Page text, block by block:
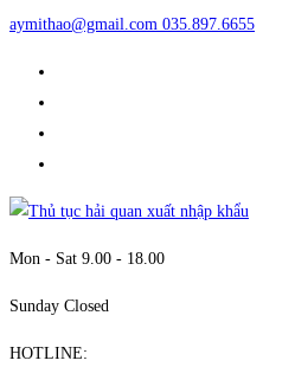
aymithao@gmail.com 035.897.6655
Mon - Sat 9.00 - 18.00
Sunday Closed
HOTLINE: